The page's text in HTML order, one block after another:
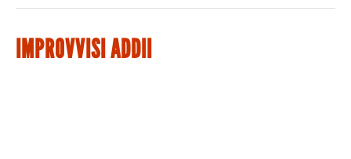
IMPROVVISI ADDII